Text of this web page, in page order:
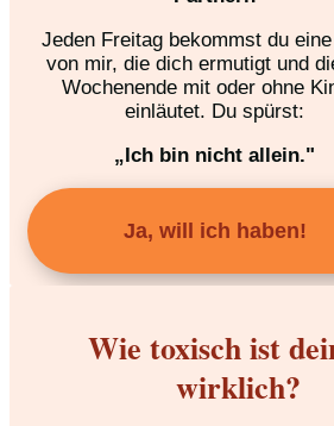
Jeden Freitag bekommst du
von mir, die dich ermutigt und
Wochenende mit oder ohne
einläutet. Du spürst:
„Ich bin nicht allein."
Ja, will ich haben!
Wie toxisch ist
wirklich?